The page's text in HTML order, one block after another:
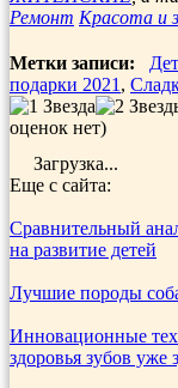
Ремонт Красота и
Метки записи:
подарки 2021 ,
оценок нет)
Загрузка...
Еще с сайта:
Сравнительный
на развитие детей
Лучшие породы
Инновационные
здоровья зубов уже